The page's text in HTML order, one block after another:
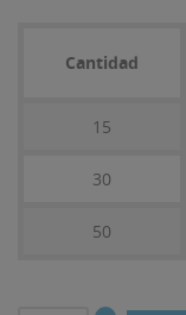
Cantidad
15
30
50